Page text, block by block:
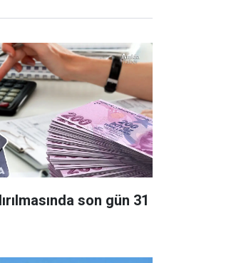
son gün 31